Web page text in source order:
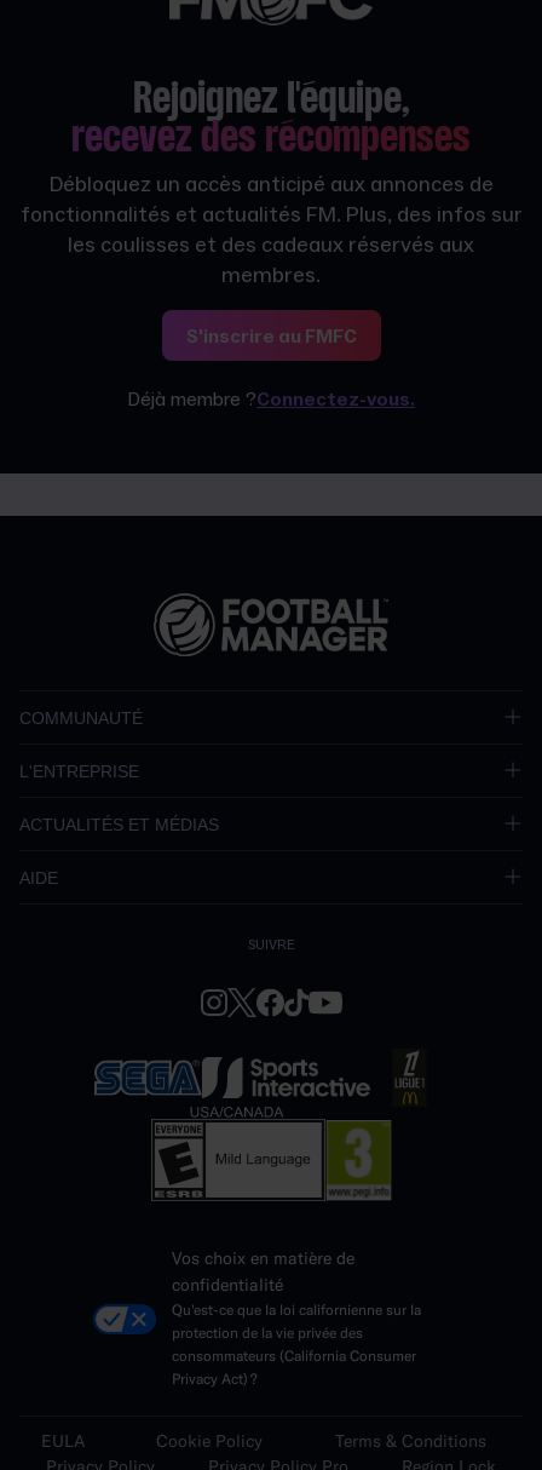
Rejoignez l'équipe,
recevez des récompenses
Débloquez un accès anticipé aux annonces de
fonctionnalités et actualités FM. Plus, des infos sur
les coulisses et des cadeaux réservés aux
membres.
S'inscrire au FMFC
Déjà membre ?Connectez-vous.
COMMUNAUTÉ
L'ENTREPRISE
ACTUALITÉS ET MÉDIAS
AIDE
SUIVRE
Vos choix en matière de
confidentialité
Qu'est-ce que la loi californienne sur la
protection de la vie privée des
consommateurs (California Consumer
Privacy Act) ?
EULA Cookie Policy
Terms & Conditions